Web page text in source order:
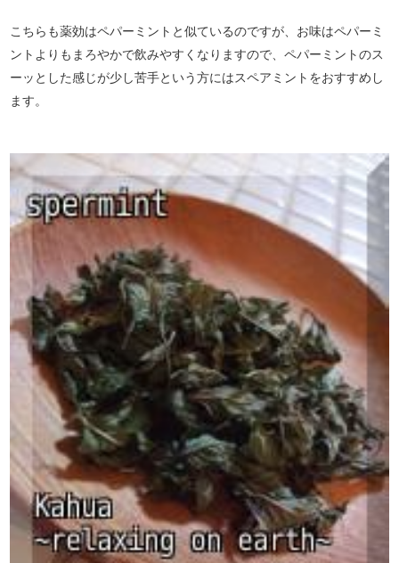
こちらも薬効はペパーミントと似ているのですが、お味はペパーミ
ントよりもまろやかで飲みやすくなりますので、ペパーミントのス
ーッとした感じが少し苦手という方にはスペアミントをおすすめし
ます。